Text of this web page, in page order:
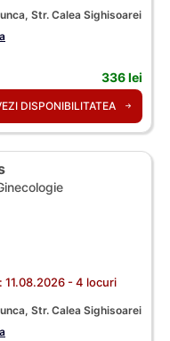
Str. Calea Sighisoarei
336 lei
DISPONIBILITATEA
11.08.2026 - 4 locuri
Str. Calea Sighisoarei